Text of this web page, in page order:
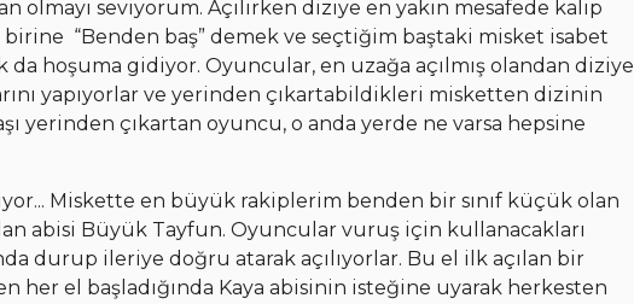
seviyorum. Açılırken diziye en yakın mesafede kalıp
“Benden baş” demek ve seçtiğim baştaki misket isabet
da hoşuma gidiyor. Oyuncular, en uzağa açılmış olandan diziye
yapıyorlar ve yerinden çıkartabildikleri misketten dizinin
yerinden çıkartan oyuncu, o anda yerde ne varsa hepsine
Miskette en büyük rakiplerim benden bir sınıf küçük olan
abisi Büyük Tayfun. Oyuncular vuruş için kullanacakları
durup ileriye doğru atarak açılıyorlar. Bu el ilk açılan bir
her el başladığında Kaya abisinin isteğine uyarak herkesten